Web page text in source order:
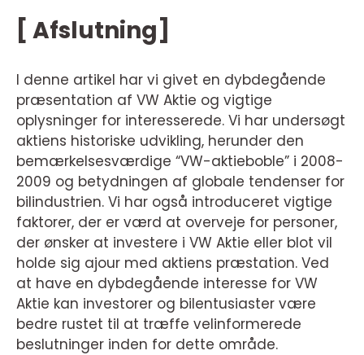
[ Afslutning]
I denne artikel har vi givet en dybdegående
præsentation af VW Aktie og vigtige
oplysninger for interesserede. Vi har undersøgt
aktiens historiske udvikling, herunder den
bemærkelsesværdige “VW-aktieboble” i 2008-
2009 og betydningen af globale tendenser for
bilindustrien. Vi har også introduceret vigtige
faktorer, der er værd at overveje for personer,
der ønsker at investere i VW Aktie eller blot vil
holde sig ajour med aktiens præstation. Ved
at have en dybdegående interesse for VW
Aktie kan investorer og bilentusiaster være
bedre rustet til at træffe velinformerede
beslutninger inden for dette område.